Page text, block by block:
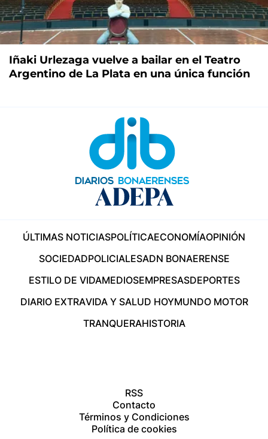
Iñaki Urlezaga vuelve a bailar en el Teatro
Argentino de La Plata en una única función
ÚLTIMAS NOTICIASPOLÍTICAECONOMÍAOPINIÓN
SOCIEDADPOLICIALESADN BONAERENSE
ESTILO DE VIDAMEDIOSEMPRESASDEPORTES
DIARIO EXTRAVIDA Y SALUD HOYMUNDO MOTOR
TRANQUERAHISTORIA
RSS
Contacto
Términos y Condiciones
Política de cookies